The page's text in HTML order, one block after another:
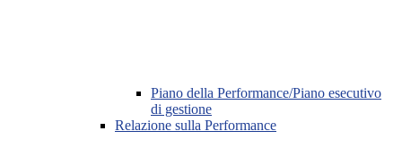
Piano della Performance/Piano esecutivo
di gestione
Relazione sulla Performance